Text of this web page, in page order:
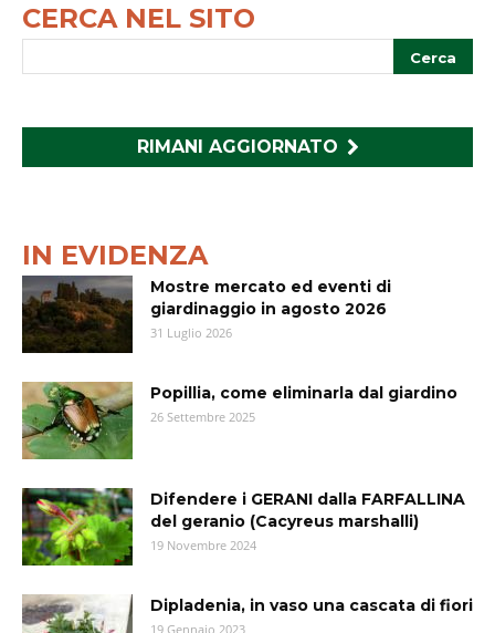
CERCA NEL SITO
RIMANI AGGIORNATO
IN EVIDENZA
Mostre mercato ed eventi di
giardinaggio in agosto 2026
31 Luglio 2026
Popillia, come eliminarla dal giardino
26 Settembre 2025
Difendere i GERANI dalla FARFALLINA
del geranio (Cacyreus marshalli)
19 Novembre 2024
Dipladenia, in vaso una cascata di fiori
19 Gennaio 2023